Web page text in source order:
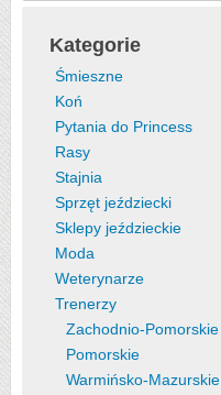
Kategorie
Śmieszne
Koń
Pytania do Princess
Rasy
Stajnia
Sprzęt jeździecki
Sklepy jeździeckie
Moda
Weterynarze
Trenerzy
Zachodnio-Pomorskie
Pomorskie
Warmińsko-Mazurskie